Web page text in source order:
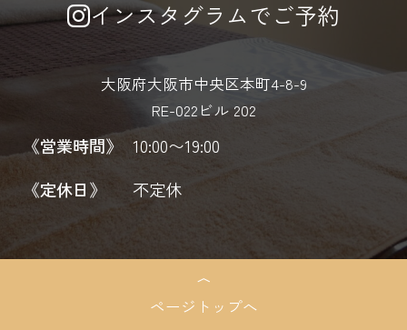
インスタグラムでご予約
大阪府大阪市中央区本町4-8-9
RE-022ビル 202
《営業時間》
10:00〜19:00
《定休日》
不定休
ページトップへ